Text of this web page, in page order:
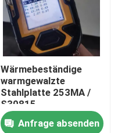
Wärmebeständige
warmgewalzte
Stahlplatte 253MA /
S30815
Anfrage absenden